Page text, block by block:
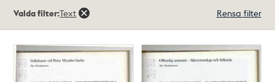
träffar
Valda filter:Text Rensa filter